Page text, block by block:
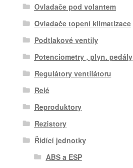
Ovladače pod volantem
Ovladače topení klimatizace
Podtlakové ventily
Potenciometry , plyn. pedály
Regulátory ventilátoru
Relé
Reproduktory
Rezistory
Řídící jednotky
ABS a ESP